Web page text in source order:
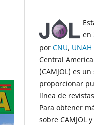
en
por CNU, UNAH
Central
(CAMJOL) es
proporcionar
línea de
Para obtener
sobre CAMJOL